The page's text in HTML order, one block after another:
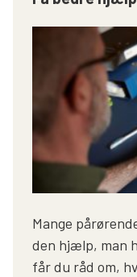
Mange
den hjælp, man
får du råd om,